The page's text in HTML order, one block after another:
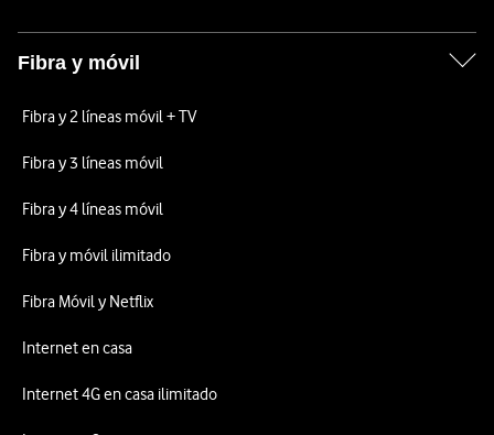
Fibra y móvil
Fibra y 2 líneas móvil + TV
Fibra y 3 líneas móvil
Fibra y 4 líneas móvil
Fibra y móvil ilimitado
Fibra Móvil y Netflix
Internet en casa
Internet 4G en casa ilimitado